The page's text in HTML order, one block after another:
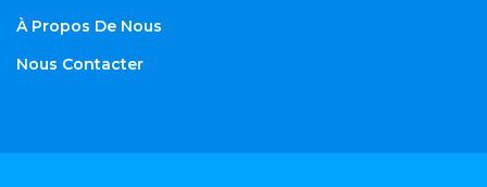
À Propos De Nous
Nous Contacter